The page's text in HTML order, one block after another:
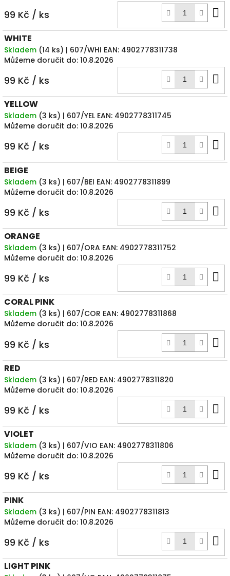
99 Kč / ks
WHITE
Skladem (14 ks) | 607/WHI EAN: 4902778311738
Můžeme doručit do: 10.8.2026
99 Kč / ks
YELLOW
Skladem (3 ks) | 607/YEL EAN: 4902778311745
Můžeme doručit do: 10.8.2026
99 Kč / ks
BEIGE
Skladem (3 ks) | 607/BEI EAN: 4902778311899
Můžeme doručit do: 10.8.2026
99 Kč / ks
ORANGE
Skladem (3 ks) | 607/ORA EAN: 4902778311752
Můžeme doručit do: 10.8.2026
99 Kč / ks
CORAL PINK
Skladem (3 ks) | 607/COR EAN: 4902778311868
Můžeme doručit do: 10.8.2026
99 Kč / ks
RED
Skladem (3 ks) | 607/RED EAN: 4902778311820
Můžeme doručit do: 10.8.2026
99 Kč / ks
VIOLET
Skladem (3 ks) | 607/VIO EAN: 4902778311806
Můžeme doručit do: 10.8.2026
99 Kč / ks
PINK
Skladem (3 ks) | 607/PIN EAN: 4902778311813
Můžeme doručit do: 10.8.2026
99 Kč / ks
LIGHT PINK